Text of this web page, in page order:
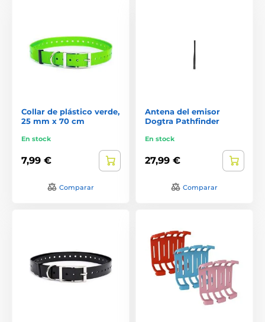
Collar de plástico verde,
25 mm x 70 cm
En stock
7,99 €
Comparar
Antena del emisor
Dogtra Pathfinder
En stock
27,99 €
Comparar